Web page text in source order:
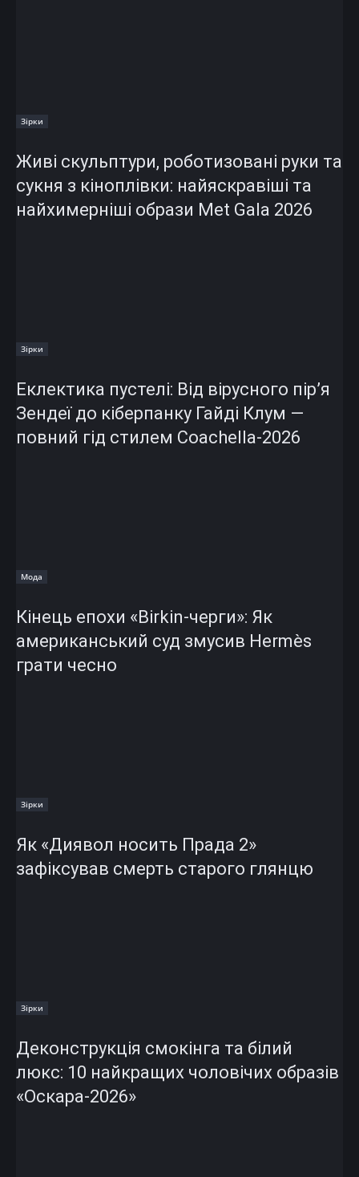
Зірки
Живі скульптури, роботизовані руки та
сукня з кіноплівки: найяскравіші та
найхимерніші образи Met Gala 2026
Зірки
Еклектика пустелі: Від вірусного пір’я
Зендеї до кіберпанку Гайді Клум —
повний гід стилем Coachella-2026
Мода
Кінець епохи «Birkin-черги»: Як
американський суд змусив Hermès
грати чесно
Зірки
Як «Диявол носить Прада 2»
зафіксував смерть старого глянцю
Зірки
Деконструкція смокінга та білий
люкс: 10 найкращих чоловічих образів
«Оскара-2026»